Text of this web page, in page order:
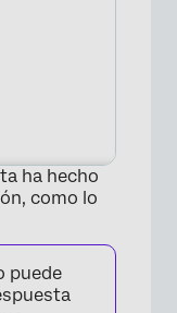
ha hecho
como lo
puede